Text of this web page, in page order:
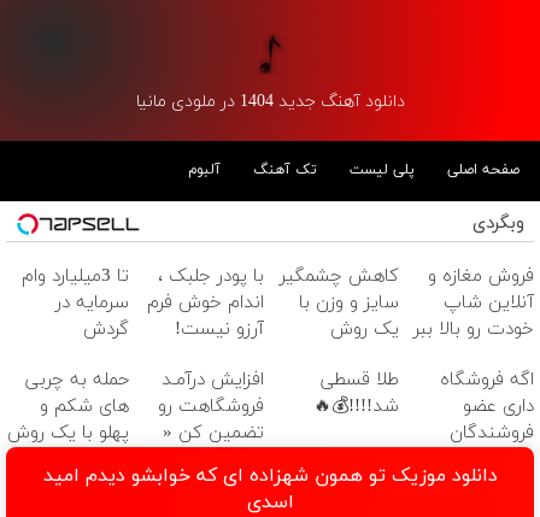
دانلود آهنگ جدید 1404 در ملودی مانیا
صفحه اصلی پلی لیست تک آهنگ آلبوم
وبگردی
فروش مغازه و
آنلاین شاپ
خودت رو بالا ببر
کاهش چشمگیر
سایز و وزن با
یک روش
با پودر جلبک ،
اندام خوش فرم
آرزو نیست!
کاهش وزن در
یک ماه)
تا 3میلیارد وام
سرمایه در
گردش
فروشگاهت رو
ثبت کن
اگه فروشگاه
داری عضو
فروشندگان
میلیارد وام بگیر
طلا قسطی
شد!!!!💰🔥
افزایش درآمـد
فروشگاهت رو
تضمین کن «
ثبت کن »
حمله به چربی
های شکم و
پهلو با یک روش
سبز45%تخفیف)
دانلود موزیک تو همون شهزاده ای که خوابشو دیدم امید
اسدی